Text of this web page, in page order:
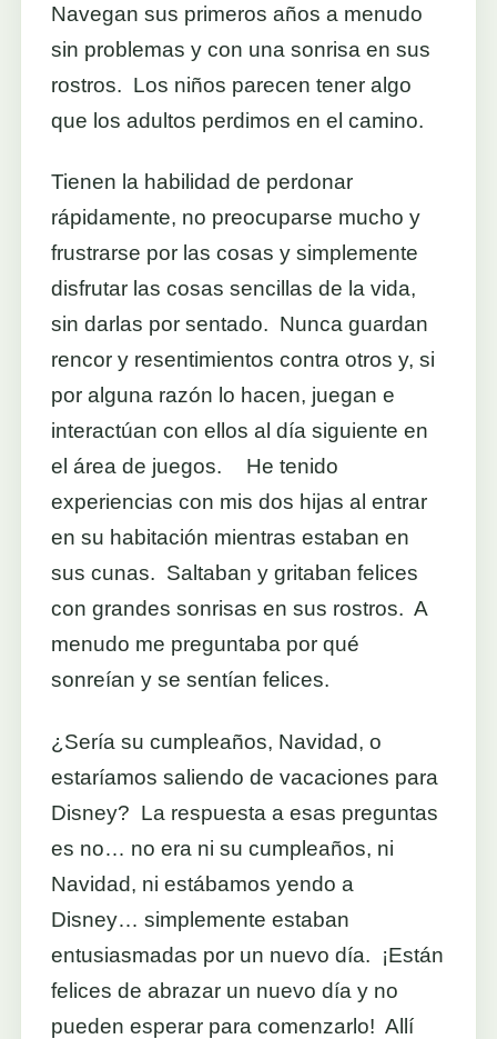
Navegan sus primeros años a menudo
sin problemas y con una sonrisa en sus
rostros. Los niños parecen tener algo
que los adultos perdimos en el camino.
Tienen la habilidad de perdonar
rápidamente, no preocuparse mucho y
frustrarse por las cosas y simplemente
disfrutar las cosas sencillas de la vida,
sin darlas por sentado. Nunca guardan
rencor y resentimientos contra otros y, si
por alguna razón lo hacen, juegan e
interactúan con ellos al día siguiente en
el área de juegos. He tenido
experiencias con mis dos hijas al entrar
en su habitación mientras estaban en
sus cunas. Saltaban y gritaban felices
con grandes sonrisas en sus rostros. A
menudo me preguntaba por qué
sonreían y se sentían felices.
¿Sería su cumpleaños, Navidad, o
estaríamos saliendo de vacaciones para
Disney? La respuesta a esas preguntas
es no… no era ni su cumpleaños, ni
Navidad, ni estábamos yendo a
Disney… simplemente estaban
entusiasmadas por un nuevo día. ¡Están
felices de abrazar un nuevo día y no
pueden esperar para comenzarlo! Allí